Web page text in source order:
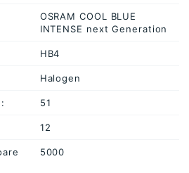
OSRAM COOL BLUE
INTENSE next Generation
HB4
Halogen
51
12
5000